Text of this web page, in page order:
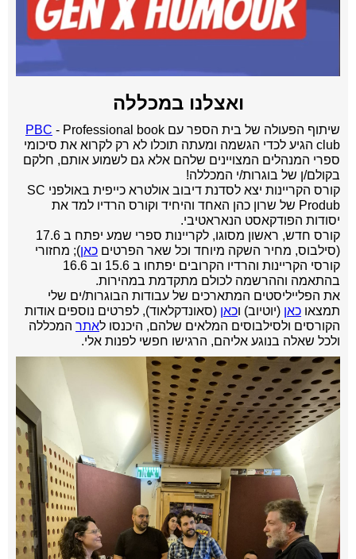
ואצלנו במכללה
שיתוף הפעולה של בית הספר עם PBC - Professional book
club הגיע לכדי הגשמה ומעתה תוכלו לא רק לקרוא את סיכומי
ספרי המנהלים המצויינים שלהם אלא גם לשמוע אותם, חלקם
בקולם/ן של בוגרות/י המכללה!
קורס הקריינות יצא לסדנת דיבוב אולטרא כייפית באולפני SC
Produb של שרון כהן האחד והיחיד וקורס הרדיו למד את
יסודות הפודקאסט הנאראטיבי.
קורס חדש, ראשון מסוגו, לקריינות ספרי שמע יפתח ב 17.6
(סילבוס, מחיר השקה מיוחד וכל שאר הפרטים כאן); מחזורי
קורסי הקריינות והרדיו הקרובים יפתחו ב 15.6 וב 16.6
בהתאמה וההרשמה לכולם מתקדמת במהירות.
את הפלייליסטים המתארכים של עבודות הבוגרות/ים שלי
תמצאו כאן (יוטיוב) וכאן (סאונדקלאוד), לפרטים נוספים אודות
הקורסים ולסילבוסים המלאים שלהם, היכנסו לאתר המכללה
ולכל שאלה בנוגע אליהם, הרגישו חפשי לפנות אלי.